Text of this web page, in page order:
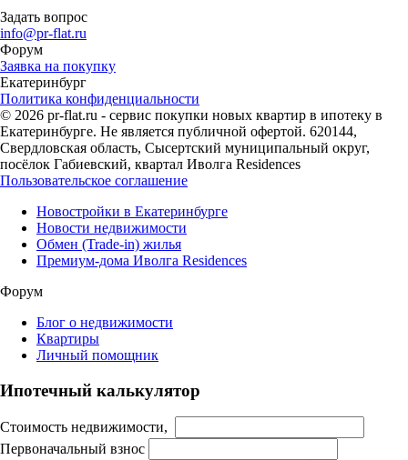
Задать вопрос
info@pr-flat.ru
Форум
Заявка на покупку
Екатеринбург
Политика конфиденциальности
© 2026 pr-flat.ru - сервис покупки новых квартир в ипотеку в
Екатеринбурге. Не является публичной офертой. 620144,
Свердловская область, Сысертский муниципальный округ,
посёлок Габиевский, квартал Иволга Residences
Пользовательское соглашение
Новостройки в Екатеринбурге
Новости недвижимости
Обмен (Trade-in) жилья
Премиум-дома Иволга Residences
Форум
Блог о недвижимости
Квартиры
Личный помощник
Ипотечный калькулятор
Стоимость недвижимости,
Первоначальный взнос